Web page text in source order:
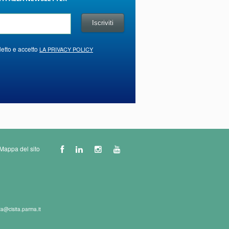
e accetto LA PRIVACY POLICY
Mappa del sito